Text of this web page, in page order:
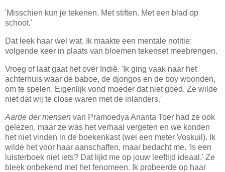
'Misschien kun je tekenen. Met stiften. Met een blad op
schoot.'
Dat leek haar wel wat. Ik maakte een mentale notitie:
volgende keer in plaats van bloemen tekenset meebrengen.
Vroeg of laat gaat het over Indië. 'Ik ging vaak naar het
achterhuis waar de baboe, de djongos en de boy woonden,
om te spelen. Eigenlijk vond moeder dat niet goed. Ze wilde
niet dat wij te close waren met de inlanders.'
Aarde der mensen van Pramoedya Ananta Toer had ze ook
gelezen, maar ze was het verhaal vergeten en we konden
het niet vinden in de boekenkast (wel een meter Voskuil). Ik
wilde het voor haar aanschaffen, maar bedacht me. 'Is een
luisterboek niet iets? Dat lijkt me op jouw leeftijd ideaal.' Ze
bleek onbekend met het fenomeen. Ik probeerde op haar